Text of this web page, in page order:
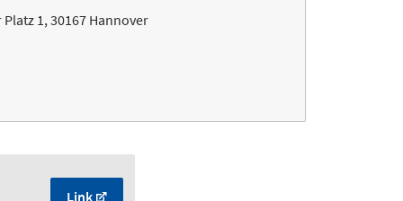
1, 30167 Hannover
Link